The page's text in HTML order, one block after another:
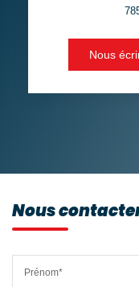
Nous
Nous
Prénom*